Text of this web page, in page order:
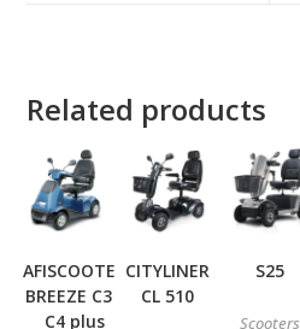
Related products
AFISCOOTER
BREEZE C3 /
C4 plus
CITYLINER
CL 510
S25
Scooters